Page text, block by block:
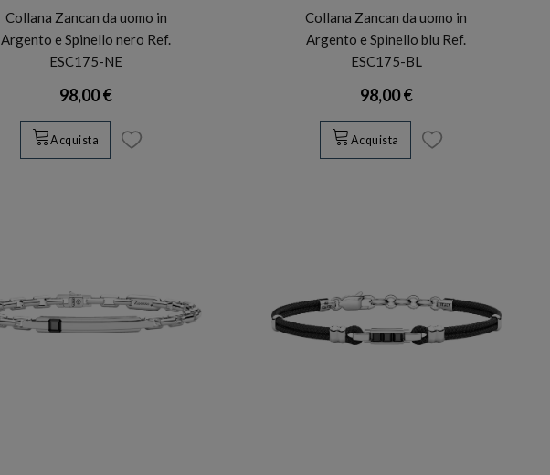
Collana Zancan da uomo in
Argento e Spinello nero Ref.
ESC175-NE
98,00 €
Acquista
Collana Zancan da uomo in
Argento e Spinello blu Ref.
ESC175-BL
98,00 €
Acquista